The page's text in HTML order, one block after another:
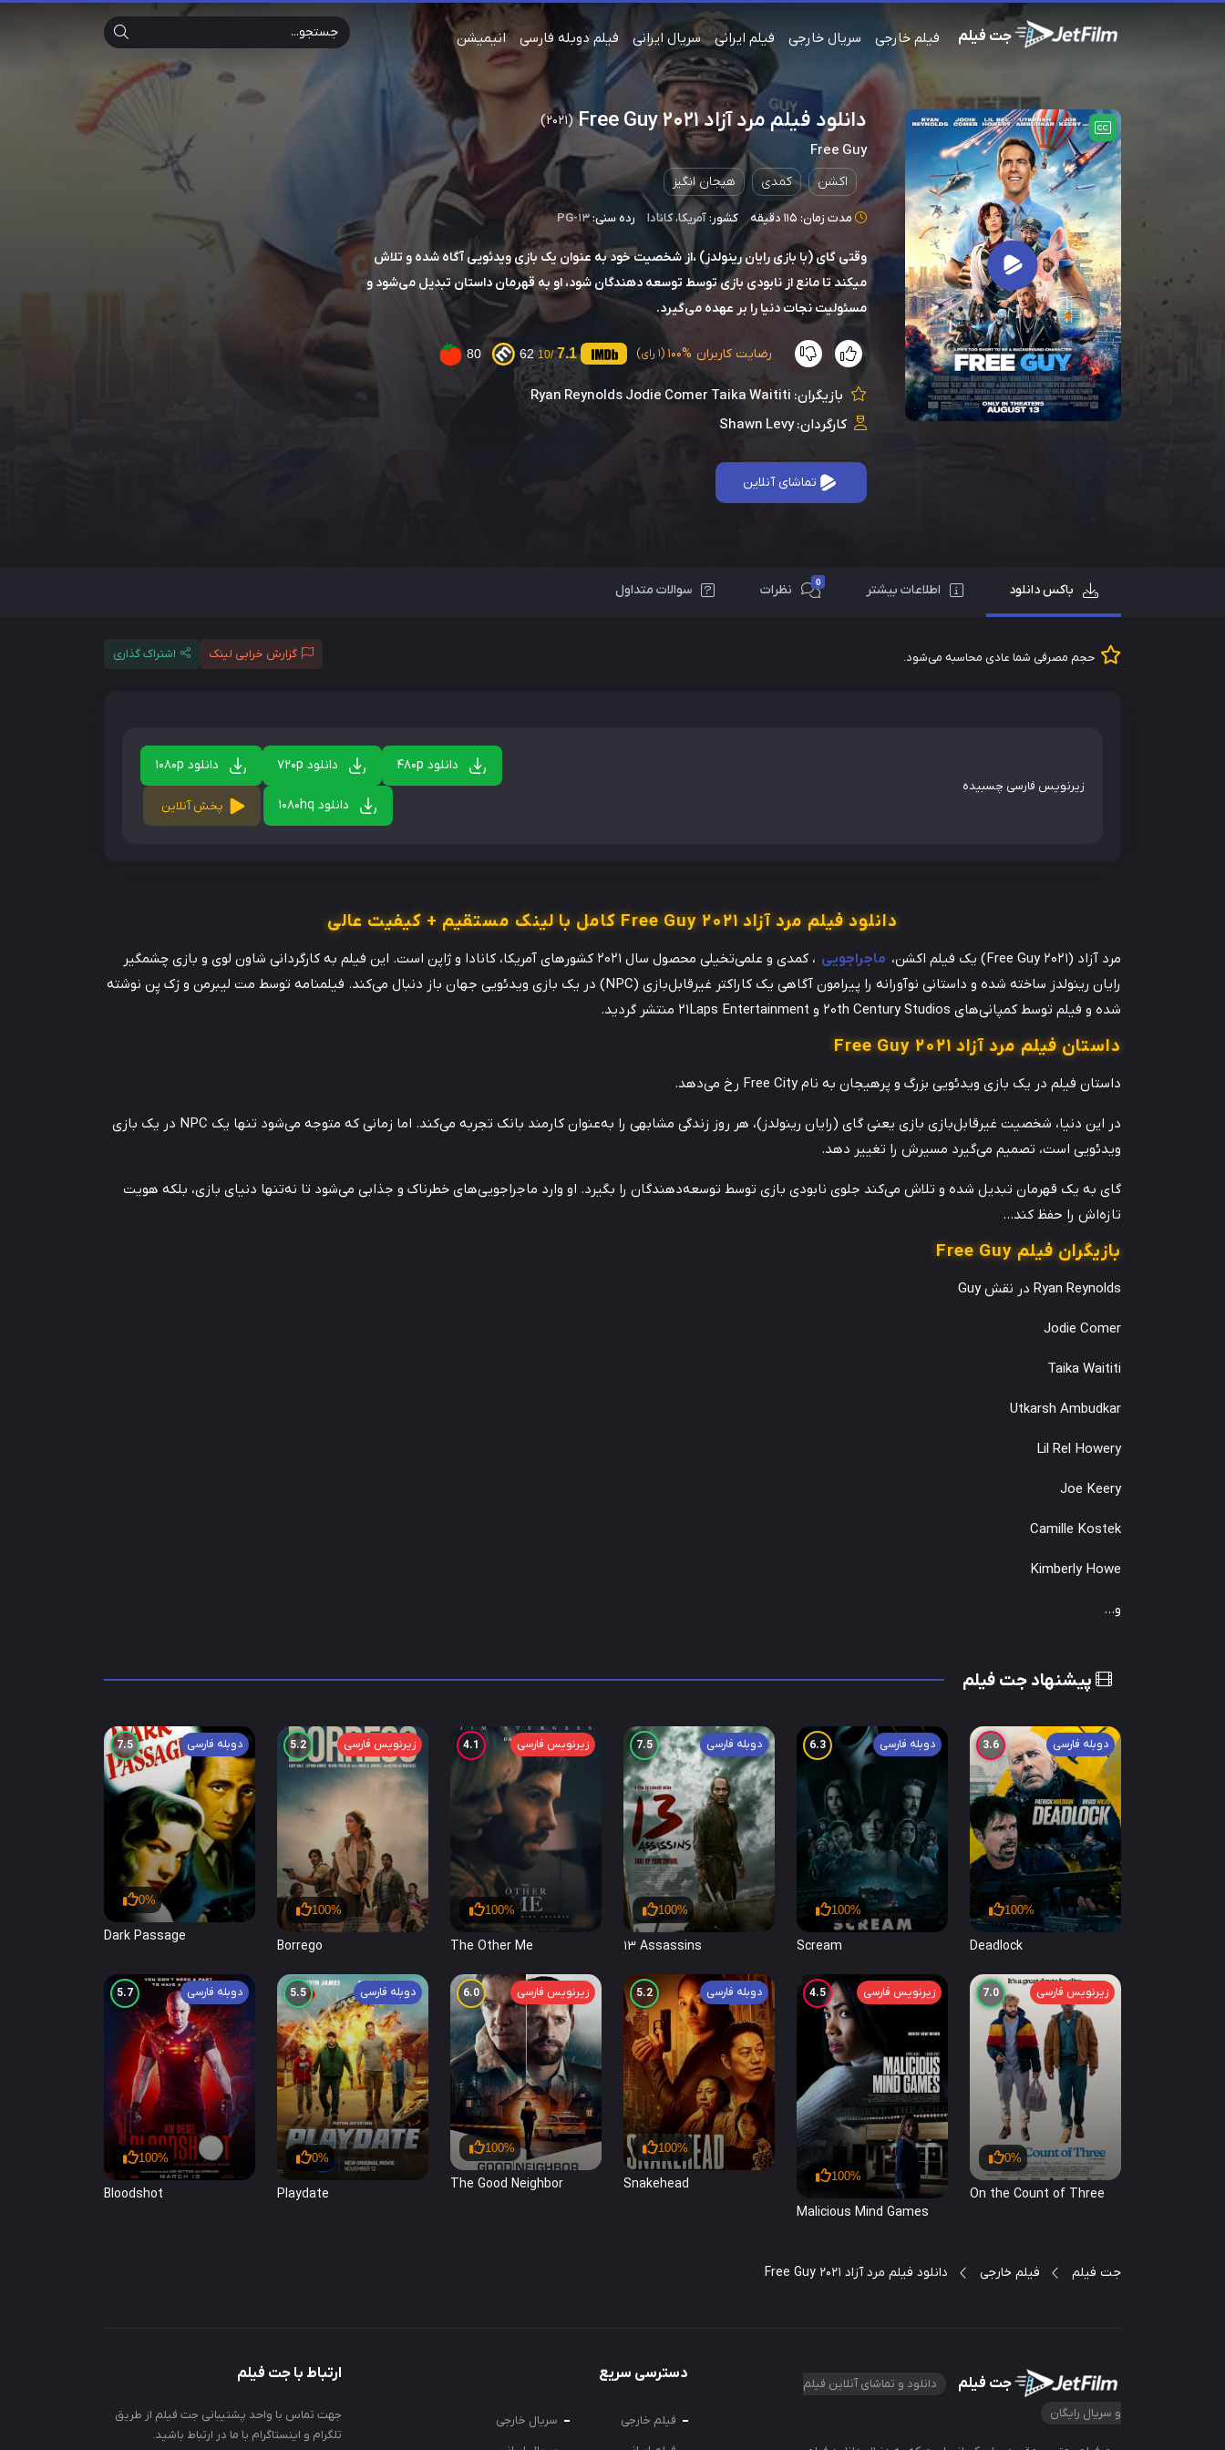
جت فیلم فیلم خارجی سریال خارجی فیلم ایرانی سریال ایرانی فیلم دوبله فارسی انیمیشن
Search
دانلود فیلم مرد آزاد Free Guy 2021 (2021)
Free Guy
اکشن کمدی هیجان انگیز
مدت زمان: 115 دقیقه کشور:آمریکا،کانادا رده سنی:PG-13
وقتی گای (با بازی رایان رینولدز) ،از شخصیت خود به عنوان یک بازی ویدئویی آگاه شده و تلاش
میکند تا مانع از نابودی بازی توسط توسعه دهندگان شود، او به قهرمان داستان تبدیل می‌شود و
مسئولیت نجات دنیا را بر عهده می‌گیرد.
رضایت کاربران 100% (1 رای) 7.1
/10
62
80
بازیگران:
کارگردان:Shawn Levy
تماشای آنلاین
باکس دانلود اطلاعات بیشتر 0 نظرات سوالات متداول
حجم مصرفی شما عادی محاسبه می‌شود. گزارش خرابی لینک اشتراک گذاری
زیرنویس فارسی چسبیده
دانلود 480p دانلود 720p دانلود 1080p
دانلود 1080hq پخش آنلاین
دانلود فیلم مرد آزاد Free Guy 2021 کامل با لینک مستقیم + کیفیت عالی
مرد آزاد (Free Guy 2021) یک فیلم اکشن، ماجراجویی
، کمدی و علمی‌تخیلی محصول سال 2021 کشورهای آمریکا، کانادا و ژاپن است. این فیلم به کارگردانی شاون لوی و بازی چشمگیر
رایان رینولدز ساخته شده و داستانی نوآورانه را پیرامون آگاهی یک کاراکتر غیرقابل‌بازی (NPC) در یک بازی ویدئویی جهان‌ باز دنبال می‌کند. فیلمنامه توسط مت لیبرمن و زَک پِن نوشته
شده و فیلم توسط کمپانی‌های 20th Century Studios و 21Laps Entertainment منتشر گردید.
داستان فیلم مرد آزاد Free Guy 2021
داستان فیلم در یک بازی ویدئویی بزرگ و پرهیجان به نام Free City رخ می‌دهد.
در این دنیا، شخصیت غیرقابل‌بازی بازی یعنی گای (رایان رینولدز)، هر روز زندگی مشابهی را به‌عنوان کارمند بانک تجربه می‌کند. اما زمانی که متوجه می‌شود تنها یک NPC در یک بازی
ویدئویی است، تصمیم می‌گیرد مسیرش را تغییر دهد.
گای به یک قهرمان تبدیل شده و تلاش می‌کند جلوی نابودی بازی توسط توسعه‌دهندگان را بگیرد. او وارد ماجراجویی‌های خطرناک و جذابی می‌شود تا نه‌تنها دنیای بازی، بلکه هویت
تازه‌اش را حفظ کند…
بازیگران فیلم Free Guy
Ryan Reynolds در نقش Guy
Jodie Comer
Taika Waititi
Utkarsh Ambudkar
Lil Rel Howery
Joe Keery
Camille Kostek
Kimberly Howe
و…
پیشنهاد جت فیلم
دوبله فارسی 3.6
100%
Deadlock
دوبله فارسی 6.3
100%
Scream
دوبله فارسی 7.5
100%
13 Assassins
زیرنویس فارسی 4.1
100%
The Other Me
زیرنویس فارسی 5.2
100%
Borrego
دوبله فارسی 7.5
0%
Dark Passage
زیرنویس فارسی 7.0
0%
On the Count of Three
زیرنویس فارسی 4.5
100%
Malicious Mind Games
دوبله فارسی 5.2
100%
Snakehead
زیرنویس فارسی 6.0
100%
The Good Neighbor
دوبله فارسی 5.5
0%
Playdate
دوبله فارسی 5.7
100%
Bloodshot
جت فیلم فیلم خارجی دانلود فیلم مرد آزاد Free Guy 2021
جت فیلم
دانلود و تماشای آنلاین فیلم
و سریال رایگان
دسترسی سریع
فیلم خارجی
سریال خارجی
ارتباط با جت فیلم
جهت تماس با واحد پشتیبانی جت فیلم از طریق
تلگرام و اینستاگرام با ما در ارتباط باشید.